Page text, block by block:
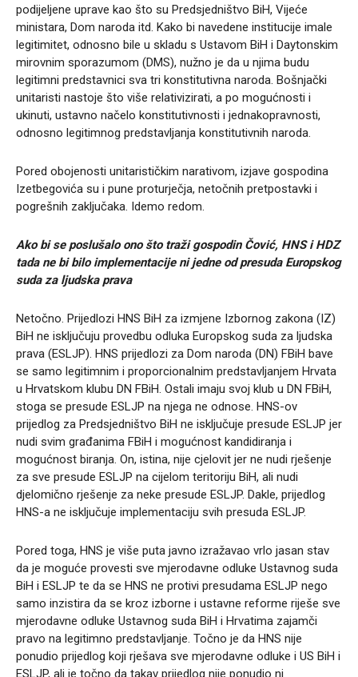
podijeljene uprave kao što su Predsjedništvo BiH, Vijeće
ministara, Dom naroda itd. Kako bi navedene institucije imale
legitimitet, odnosno bile u skladu s Ustavom BiH i Daytonskim
mirovnim sporazumom (DMS), nužno je da u njima budu
legitimni predstavnici sva tri konstitutivna naroda. Bošnjački
unitaristi nastoje što više relativizirati, a po mogućnosti i
ukinuti, ustavno načelo konstitutivnosti i jednakopravnosti,
odnosno legitimnog predstavljanja konstitutivnih naroda.
Pored obojenosti unitarističkim narativom, izjave gospodina
Izetbegovića su i pune proturječja, netočnih pretpostavki i
pogrešnih zaključaka. Idemo redom.
Ako bi se poslušalo ono što traži gospodin Čović, HNS i HDZ
tada ne bi bilo implementacije ni jedne od presuda Europskog
suda za ljudska prava
Netočno. Prijedlozi HNS BiH za izmjene Izbornog zakona (IZ)
BiH ne isključuju provedbu odluka Europskog suda za ljudska
prava (ESLJP). HNS prijedlozi za Dom naroda (DN) FBiH bave
se samo legitimnim i proporcionalnim predstavljanjem Hrvata
u Hrvatskom klubu DN FBiH. Ostali imaju svoj klub u DN FBiH,
stoga se presude ESLJP na njega ne odnose. HNS-ov
prijedlog za Predsjedništvo BiH ne isključuje presude ESLJP jer
nudi svim građanima FBiH i mogućnost kandidiranja i
mogućnost biranja. On, istina, nije cjelovit jer ne nudi rješenje
za sve presude ESLJP na cijelom teritoriju BiH, ali nudi
djelomično rješenje za neke presude ESLJP. Dakle, prijedlog
HNS-a ne isključuje implementaciju svih presuda ESLJP.
Pored toga, HNS je više puta javno izražavao vrlo jasan stav
da je moguće provesti sve mjerodavne odluke Ustavnog suda
BiH i ESLJP te da se HNS ne protivi presudama ESLJP nego
samo inzistira da se kroz izborne i ustavne reforme riješe sve
mjerodavne odluke Ustavnog suda BiH i Hrvatima zajamči
pravo na legitimno predstavljanje. Točno je da HNS nije
ponudio prijedlog koji rješava sve mjerodavne odluke i US BiH i
ESLJP, ali je točno da takav prijedlog nije ponudio ni